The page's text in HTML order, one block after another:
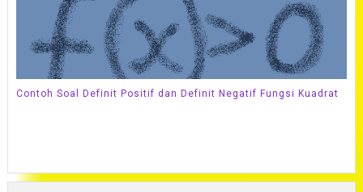
Contoh Soal Definit Positif dan Definit Negatif Fungsi Kuadrat